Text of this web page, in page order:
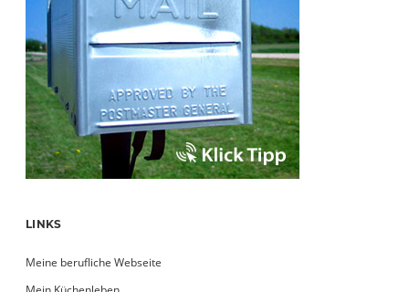
LINKS
Meine berufliche Webseite